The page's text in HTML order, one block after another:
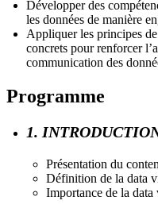
Développer des
les données de manière
Appliquer les principes
concrets pour renforcer
communication des
Programme
1.
Présentation du
Définition de la data
Importance de la data